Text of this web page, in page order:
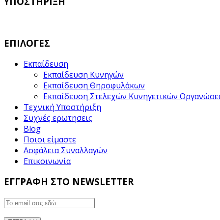
ΕΠΙΛΟΓΕΣ
Εκπαίδευση
Εκπαίδευση Κυνηγών
Εκπαίδευση Θηροφυλάκων
Εκπαίδευση Στελεχών Κυνηγετικών
Τεχνική Υποστήριξη
Συχνές ερωτησεις
Blog
Ποιοι είμαστε
Ασφάλεια Συναλλαγών
Επικοινωνία
ΕΓΓΡΑΦΗ ΣΤΟ NEWSLETTER